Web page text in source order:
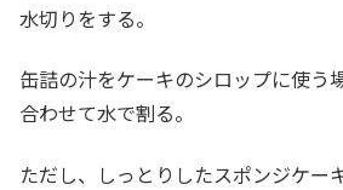
水切りをする。
缶詰の汁をケーキのシロップに使う
合わせて水で割る。
ただし、しっとりしたスポンジケー